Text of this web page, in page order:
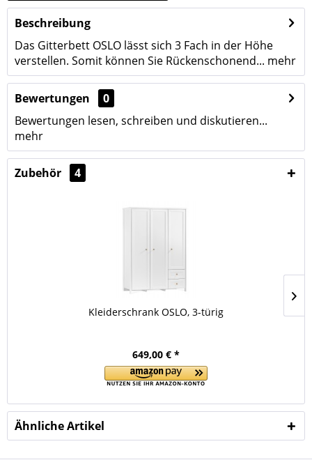
Beschreibung
Das Gitterbett OSLO lässt sich 3 Fach in der Höhe
verstellen. Somit können Sie Rückenschonend... mehr
Bewertungen
0
Bewertungen lesen, schreiben und diskutieren...
mehr
Zubehör 4
Kleiderschrank OSLO, 3-türig
649,00 € *
Ähnliche Artikel